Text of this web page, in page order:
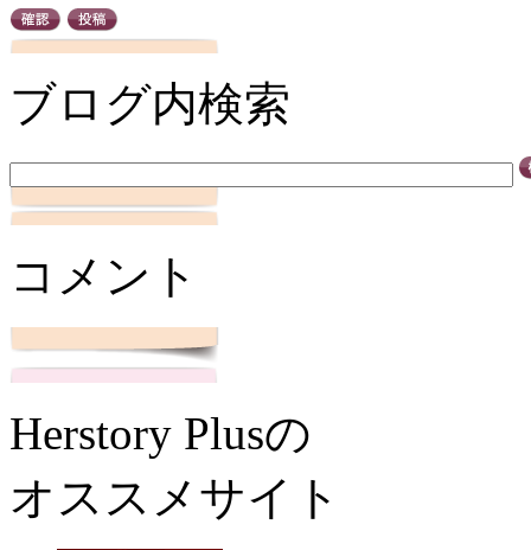
ブログ内検索
コメント
Herstory Plusの
オススメサイト